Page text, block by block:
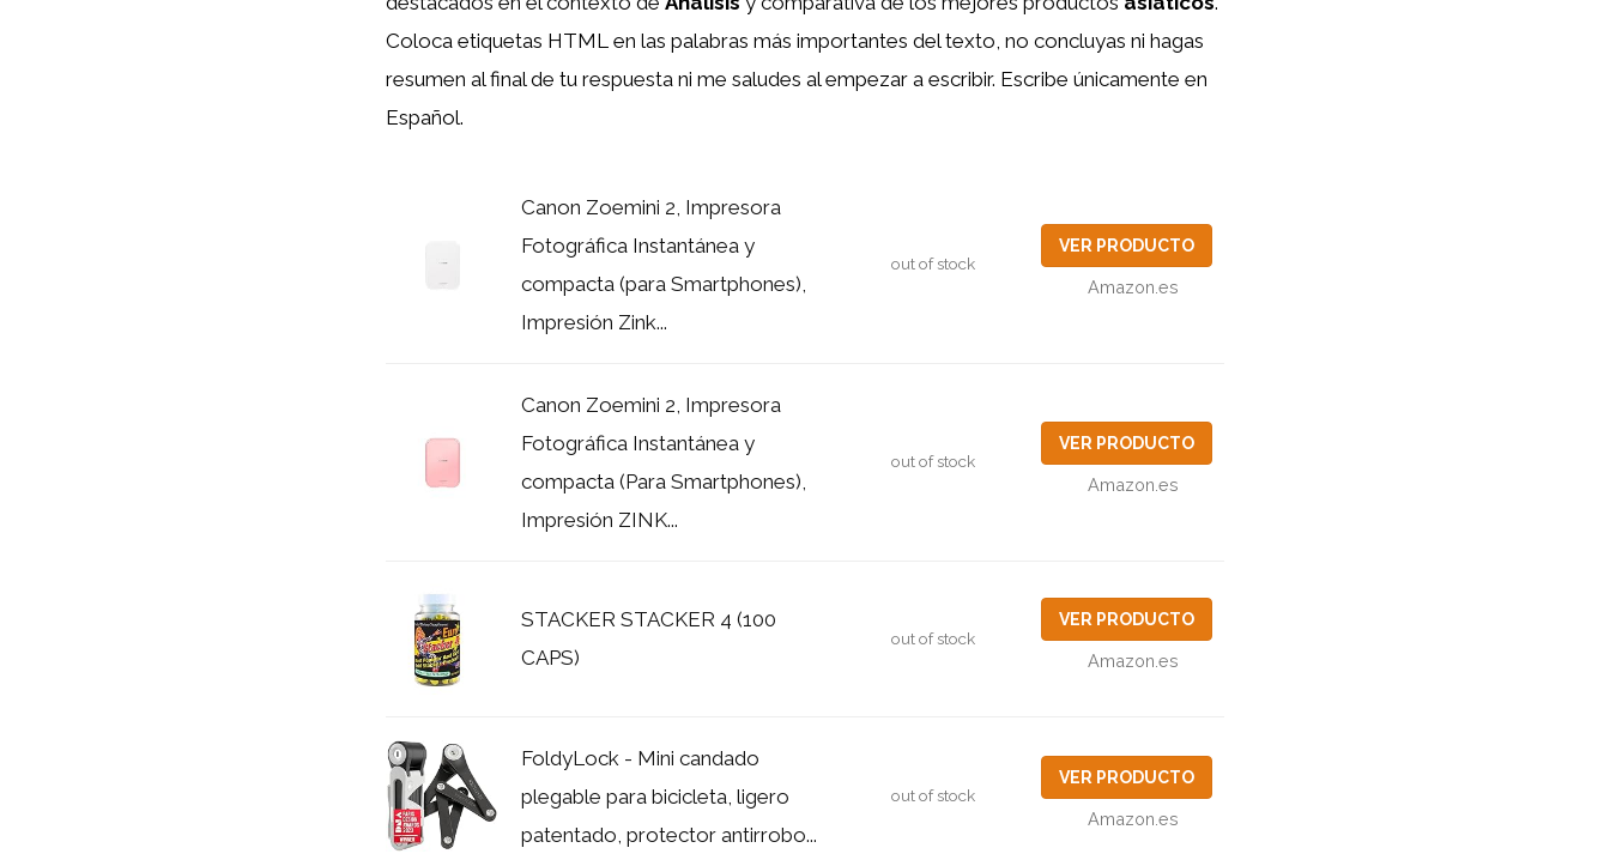
Coloca etiquetas HTML en las palabras más importantes del texto, no concluyas ni hagas
resumen al final de tu respuesta ni me saludes al empezar a escribir. Escribe únicamente en
Español.
Canon Zoemini 2, Impresora
Fotográfica Instantánea y
compacta (para Smartphones),
Impresión Zink...
out of stock
VER PRODUCTO
Amazon.es
Canon Zoemini 2, Impresora
Fotográfica Instantánea y
compacta (Para Smartphones),
Impresión ZINK...
out of stock
VER PRODUCTO
Amazon.es
STACKER STACKER 4 (100
CAPS)
out of stock
VER PRODUCTO
Amazon.es
FoldyLock - Mini candado
plegable para bicicleta, ligero
patentado, protector antirrobo...
out of stock
VER PRODUCTO
Amazon.es